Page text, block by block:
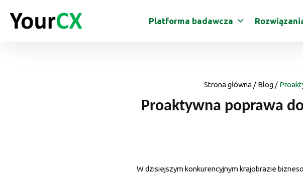
Platforma badawcza
Strona główna/ Blog/
Proaktywna poprawa
W dzisiejszym konkurencyjnym krajobrazie